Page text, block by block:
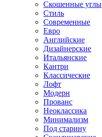
Скошенные углы
Стиль
Современные
Евро
Английские
Дизайнерские
Итальянские
Кантри
Классические
Лофт
Модерн
Прованс
Неоклассика
Минимализм
Под старину